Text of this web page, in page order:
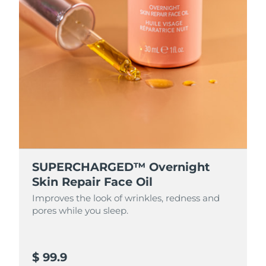
SUPERCHARGED™ Overnight
Skin Repair Face Oil
Improves the look of wrinkles, redness and
pores while you sleep.
$ 99.9
R.A.S. chinoise de
Macao
Livraison estimée
Livraison estimée
Monaco Livraison estimée8/12/26
Pays-Bas
Nouvelle-Zélande
Oman